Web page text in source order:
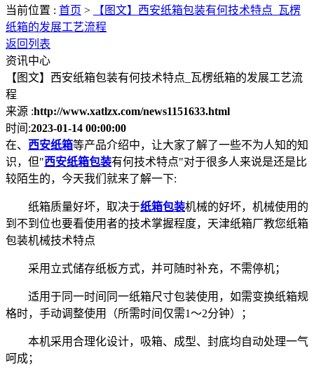
当前位置 : 首页 >
【图文】西安纸箱包装有何技术特点_瓦楞
纸箱的发展工艺流程
返回列表
资讯中心
【图文】西安纸箱包装有何技术特点_瓦楞纸箱的发展工艺流
程
来源 :http://www.xatlzx.com/news1151633.html
时间:2023-01-14 00:00:00
在、 西安纸箱等产品介绍中，让大家了解了一些不为人知的知
识，但"西安纸箱包装有何技术特点"对于很多人来说是还是比
较陌生的，今天我们就来了解一下:
纸箱质量好坏，取决于纸箱包装机械的好坏，机械使用的
到不到位也要看使用者的技术掌握程度，天津纸箱厂教您纸箱
包装机械技术特点
采用立式储存纸板方式，并可随时补充，不需停机；
适用于同一时间同一纸箱尺寸包装使用，如需变换纸箱规
格时，手动调整使用（所需时间仅需1～2分钟）；
本机采用合理化设计，吸箱、成型、封底均自动处理一气
呵成；